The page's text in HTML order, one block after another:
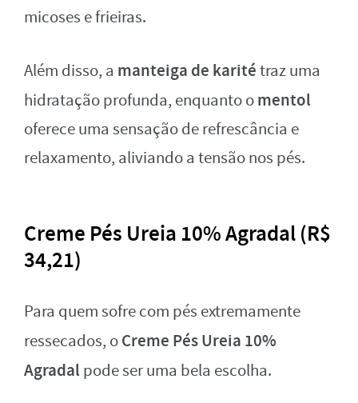
micoses e frieiras.
Além disso, a manteiga de karitétraz uma
hidratação profunda, enquanto omentol
oferece uma sensação de refrescância e
relaxamento, aliviando a tensão nos pés.
Creme Pés Ureia 10% Agradal (R$
34,21)
Para quem sofre com pés extremamente
ressecados, oCreme Pés Ureia 10%
Agradal pode ser uma bela escolha.